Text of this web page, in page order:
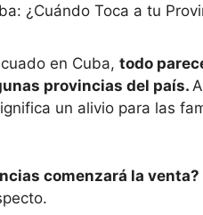
¿Cuándo Toca a tu
en Cuba, todo
provincias del país.
un alivio para las
comenzará la venta?